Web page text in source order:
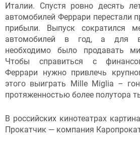
Италии. Спустя ровно десять
автомобилей Феррари перестали
прибыли. Выпуск сократился
автомобилей в год, а для
необходимо было продавать
Чтобы справиться с
Феррари нужно привлечь
этого выиграть Mille Miglia –
протяженностью более полутора
В российских кинотеатрах
Прокатчик — компания